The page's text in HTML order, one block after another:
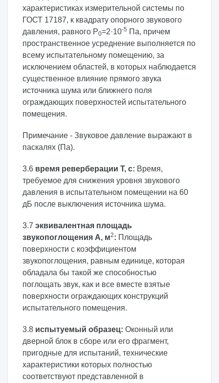
характеристиках измерительной системы по
ГОСТ 17187, к квадрату опорного звукового
давления, равного P0=2·10-5 Па, причем
пространственное усреднение выполняется по
всему испытательному помещению, за
исключением областей, в которых наблюдается
существенное влияние прямого звука
источника шума или ближнего поля
ограждающих поверхностей испытательного
помещения.
Примечание - Звуковое давление выражают в
паскалях (Па).
3.6 время реверберации T, с: Время,
требуемое для снижения уровня звукового
давления в испытательном помещении на 60
дБ после выключения источника шума.
3.7 эквивалентная площадь
звукопоглощения A, м2: Площадь
поверхности с коэффициентом
звукопоглощения, равным единице, которая
обладала бы такой же способностью
поглощать звук, как и все вместе взятые
поверхности ограждающих конструкций
испытательного помещения.
3.8 испытуемый образец: Оконный или
дверной блок в сборе или его фрагмент,
пригодные для испытаний, технические
характеристики которых полностью
соответствуют представленной в